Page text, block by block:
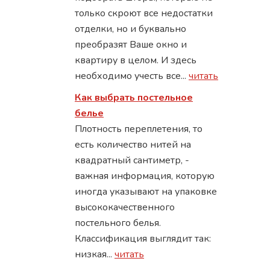
только скроют все недостатки
отделки, но и буквально
преобразят Ваше окно и
квартиру в целом. И здесь
необходимо учесть все... читать
Как выбрать постельное
белье
Плотность переплетения, то
есть количество нитей на
квадратный сантиметр, -
важная информация, которую
иногда указывают на упаковке
высококачественного
постельного белья.
Классификация выглядит так:
низкая... читать